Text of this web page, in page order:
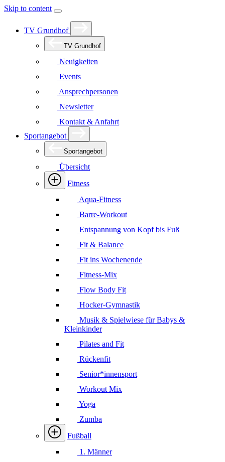
Skip to content
TV Grundhof
TV Grundhof
Neuigkeiten
Events
Ansprechpersonen
Newsletter
Kontakt & Anfahrt
Sportangebot
Sportangebot
Übersicht
Fitness
Aqua-Fitness
Barre-Workout
Entspannung von Kopf bis Fuß
Fit & Balance
Fit ins Wochenende
Fitness-Mix
Flow Body Fit
Hocker-Gymnastik
Musik & Spielwiese für Babys &
Kleinkinder
Pilates and Fit
Rückenfit
Senior*innensport
Workout Mix
Yoga
Zumba
Fußball
1. Männer